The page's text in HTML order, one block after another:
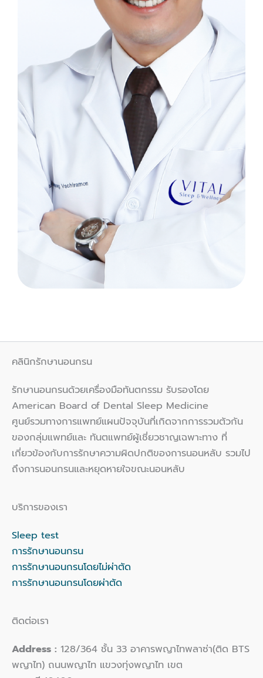
คลินิกรักษานอนกรน
รักษานอนกรนด้วยเครื่องมือทันตกรรม รับรองโดย
American Board of Dental Sleep Medicine
ศูนย์รวมทางการแพทย์แผนปัจจุบันที่เกิดจากการรวมตัวกัน
ของกลุ่มแพทย์และ ทันตแพทย์ผู้เชี่ยวชาญเฉพาะทาง ที่
เกี่ยวข้องกับการรักษาความผิดปกติของการนอนหลับ รวมไป
ถึงการนอนกรนและหยุดหายใจขณะนอนหลับ
บริการของเรา
Sleep test
การรักษานอนกรน
การรักษานอนกรนโดยไม่ผ่าตัด
การรักษานอนกรนโดยผ่าตัด
ติดต่อเรา
Address : 128/364 ชั้น 33 อาคารพญาไทพลาซ่า(ติด BTS
พญาไท) ถนนพญาไท แขวงทุ่งพญาไท เขต